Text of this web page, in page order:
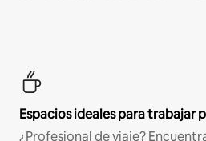
Espacios ideales para trabajar
¿Profesional de viaje?